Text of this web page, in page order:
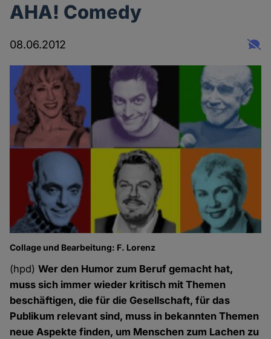
AHA! Comedy
08.06.2012
Collage und Bearbeitung: F. Lorenz
(hpd)Wer den Humor zum Beruf gemacht hat,
muss sich immer wieder kritisch mit Themen
beschäftigen, die für die Gesellschaft, für das
Publikum relevant sind, muss in bekannten Themen
neue Aspekte finden, um Menschen zum Lachen zu